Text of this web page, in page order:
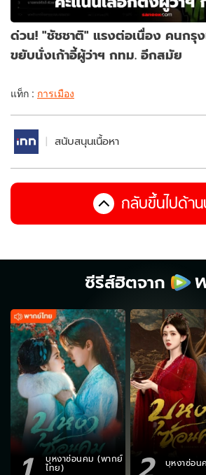
ด่วน! "ชัชชาติ" แรงต่อเนื่อง คนกรุ
ขยับนั่งเก้าอี้ผู้ว่าฯ กทม. อีกสมัย
แท็ก : การเมือง
สนับสนุนเนื้อหา
กลับขึ้นไปด้า
ซีรีส์ฮิตจาก
บุหงาซ่อนคม (พากย์
ไทย) บุหงาซ่อน